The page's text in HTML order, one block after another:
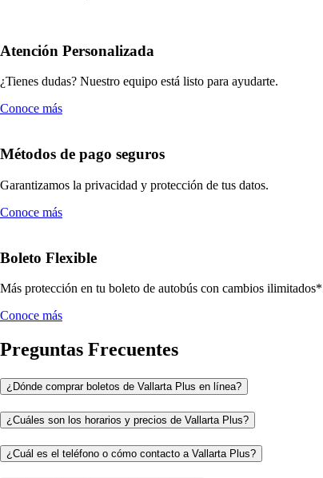
Atención Personalizada
¿Tienes dudas? Nuestro equipo está listo para ayudarte.
Conoce más
Métodos de pago seguros
Garantizamos la privacidad y protección de tus datos.
Conoce más
Boleto Flexible
Más protección en tu boleto de autobús con cambios
Conoce más
Preguntas Frecuentes
¿Dónde comprar boletos de Vallarta Plus en línea?
¿Cuáles son los horarios y precios de Vallarta Plus?
¿Cuál es el teléfono o cómo contacto a Vallarta Plus?